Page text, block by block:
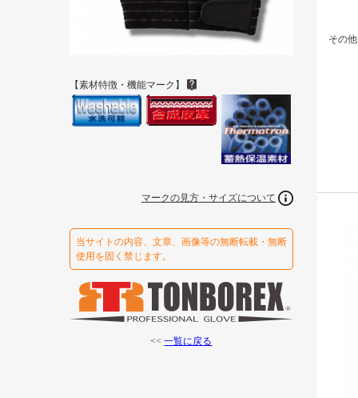
【素材特徴・機能マーク】
マークの見方・サイズについて
当サイトの内容、文章、画像等の無断転載・無断
使用を固く禁じます。
<<一覧に戻る
その他